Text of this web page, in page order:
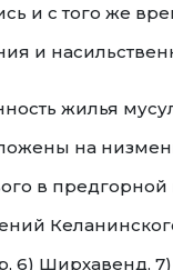
и с того же
и
жилья
на
в предгорной
6) Ширхавенд,